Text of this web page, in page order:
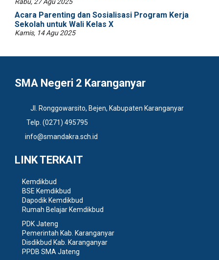
Acara Parenting dan Sosialisasi Program Kerja
Sekolah untuk Wali Kelas X
Kamis, 14 Agu 2025
SMA Negeri 2 Karanganyar
Jl. Ronggowarsito, Bejen, Kabupaten Karanganyar
Telp. (0271) 495795
info@smandakra.sch.id
LINK TERKAIT
Kemdikbud
BSE Kemdikbud
Dapodik Kemdikbud
Rumah Belajar Kemdikbud
PDK Jateng
Pemerintah Kab. Karanganyar
Disdikbud Kab. Karanganyar
PPDB SMA Jateng